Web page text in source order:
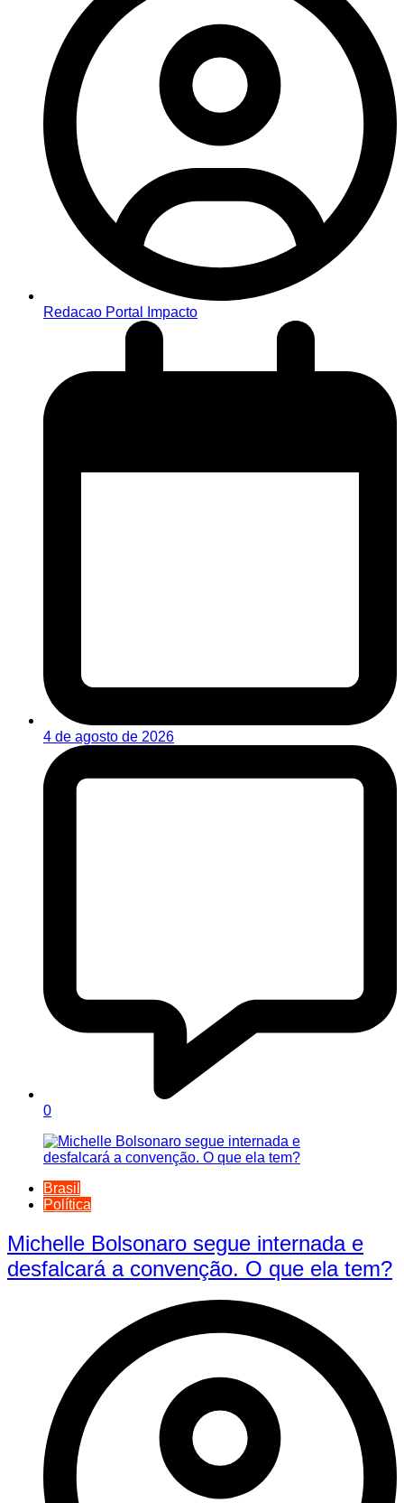
Redacao Portal Impacto
4 de agosto de 2026
0
Brasil
Política
Michelle Bolsonaro segue internada e
desfalcará a convenção. O que ela tem?